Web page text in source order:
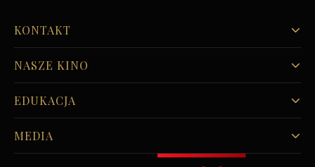
KONTAKT
NASZE KINO
EDUKACJA
MEDIA